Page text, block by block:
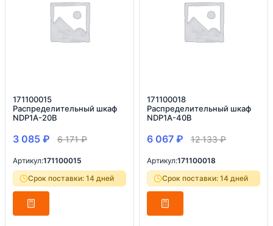
171100015
Распределительный шкаф
NDP1A-20B
3 085 ₽ 6 171₽
Артикул:171100015
Срок поставки: 14 дней
171100018
Распределительный шкаф
NDP1A-40B
6 067 ₽ 12 133₽
Артикул:171100018
Срок поставки: 14 дней